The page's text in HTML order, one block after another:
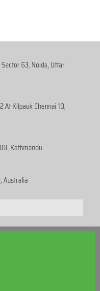
63, Noida, Uttar
At Kilpauk Chennai 10,
Kathmandu
Australia